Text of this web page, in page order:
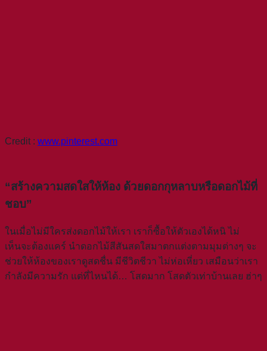
Credit : www.pinterest.com
“สร้างความสดใสให้ห้อง ด้วยดอกกุหลาบหรือดอกไม้ที่
ชอบ”
ในเมื่อไม่มีใครส่งดอกไม้ให้เรา เราก็ซื้อให้ตัวเองได้หนิ ไม่
เห็นจะต้องแคร์ นำดอกไม้สีสันสดใสมาตกแต่งตามมุมต่างๆ จะ
ช่วยให้ห้องของเราดูสดชื่น มีชีวิตชีวา ไม่ห่อเหี่ยว เสมือนว่าเรา
กำลังมีความรัก แต่ที่ไหนได้… โสดมาก โสดตัวเท่าบ้านเลย ฮ่าๆ